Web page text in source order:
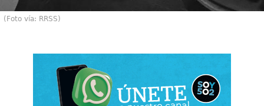
(Foto vía: RRSS)